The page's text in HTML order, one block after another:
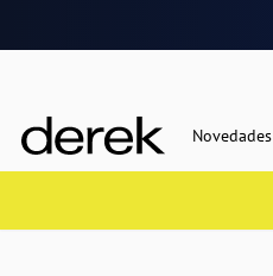
Novedades